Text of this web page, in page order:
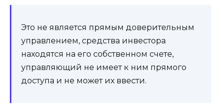
Это не является прямым доверительным
управлением, средства инвестора
находятся на его собственном счете,
управляющий не имеет к ним прямого
доступа и не может их ввести.